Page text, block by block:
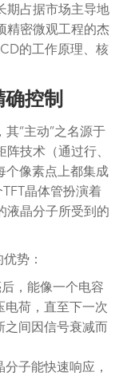
期占据市场主导地
精密微观工程的杰
的工作原理、核
确控制
，其“主动”之名源于
技术（通过行、
个像素点上都集成
TFT晶体管扮演着
液晶分子所受到的
势：
，能像一个电容
电荷，直至下一次
之间因信号衰减而
分子能快速响应，